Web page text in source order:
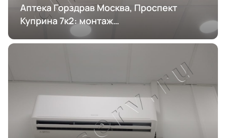
Аптека Горздрав Москва, Проспект
Куприна 7к2: монтаж
кондиционирования